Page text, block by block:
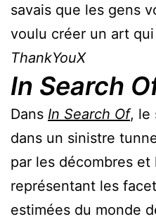
savais que les gens
voulu créer un art qui
ThankYouX
In Search
Dans In Search Of, le
dans un sinistre
par les décombres
représentant les
estimées du monde